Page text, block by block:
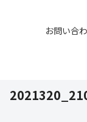
お問い合